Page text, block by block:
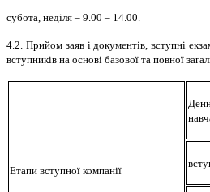
субота, неділя – 9.00 – 14.00.
4.2. Прийом заяв і документів, вступні
вступників на основі базової та повної
Етапи вступної компанії